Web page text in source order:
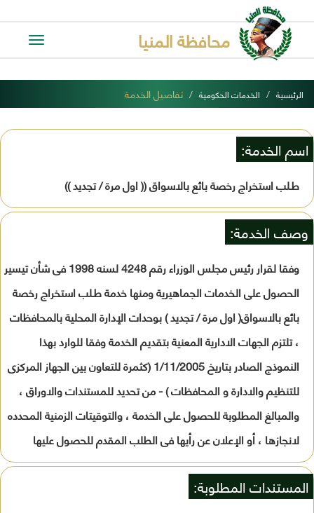
Toggle
محافظة المنيا
الرئيسية الخدمات الحكومية تفاصيل الخدمة
اسم الخدمة:
طـلب استخراج رخصة بائع بالاسواق (( اول مرة / تجديد ))
وصف الخدمة:
وفقا لقرار رئيس مجلس الوزراء رقم 4248 لسنه 1998 فى شأن تيسير
الحصول على الخدمات الجماهيرية ومنها خدمة طـلب استخراج رخصة
بائع بالاسواق( اول مرة / تجديد ) بوحدات الإدارة المحلية بالمحافظات
، تلتزم الجهات الادارية المعنية بتقديم الخدمة وفقا للوارد بهذا
النموذج الصادر بتاريخ 1/11/2005 (كثمرة للتعاون بين الجهاز المركزى
للتنظيم والادارة و المحافظات ) - من تحديد للمستندات والاوراق ،
والمبالغ المطلوبة للحصول على الخدمة ، والتوقيتات الزمنية المحدده
لانجازها ، أو الإعلان عن رأيها فى الطلب المقدم للحصول عليها
المستندات المطلوبة: